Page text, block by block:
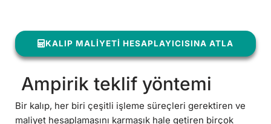
KALIP MALIYETI HESAPLAYICISINA ATLA
Ampirik teklif yöntemi
Bir kalıp, her biri çeşitli işleme süreçleri gerektiren ve
maliyet hesaplamasını karmaşık hale getiren birçok